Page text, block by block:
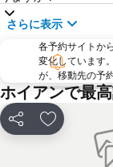
さらに表示
各予約サイトか
変化しています
が、移動先の予
ホイアンで最
シェア お気に入り